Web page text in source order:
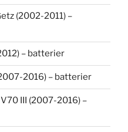
(2002-2011) –
– batterier
2016) – batterier
III (2007-2016) –